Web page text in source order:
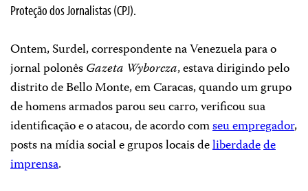
Proteção dos Jornalistas (CPJ).
Ontem, Surdel, correspondente na Venezuela para o
jornal polonêsGazeta Wyborcza, estava dirigindo pelo
distrito de Bello Monte, em Caracas, quando um grupo
de homens armados parou seu carro, verificou sua
identificação e o atacou, de acordo comseu empregador,
posts na mídia social e grupos locais deliberdadede
imprensa.